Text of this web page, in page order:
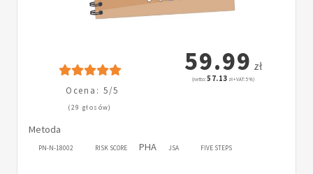
Ocena: 5/5
(29 głosów)
59.99 zł
(netto:57.13 zł + VAT: 5%)
Metoda
PN-N-18002 RISK SCORE PHA JSA FIVE STEPS